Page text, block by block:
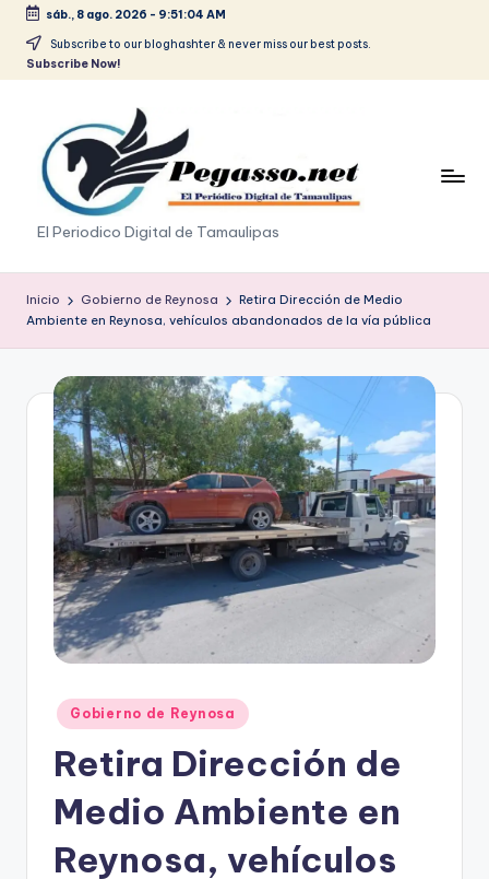
Saltar
sáb., 8 ago. 2026 - 9:51:04 AM
Subscribe to our bloghashter & never miss our best posts.
Subscribe Now!
p
e
g
a
o
p
El Periodico Digital de Tamaulipas
Inicio Gobierno de Reynosa
Retira Dirección de Medio
Ambiente en Reynosa, vehículos abandonados de la vía pública
Publicado
en
Gobierno de Reynosa
Retira Dirección de
Medio Ambiente en
Reynosa, vehículos